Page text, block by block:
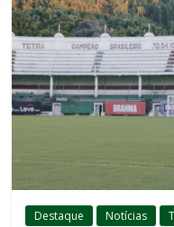
Destaque Notícias